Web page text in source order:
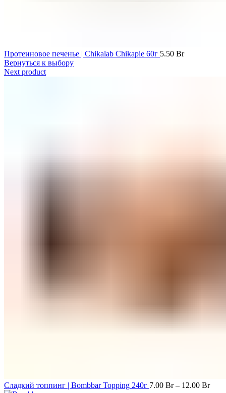
Протеиновое печенье | Chikalab Chikapie 60г 5.50 Br
Вернуться к выбору
Next product
Сладкий топпинг | Bombbar Topping 240г 7.00 Br– 12.00 Br